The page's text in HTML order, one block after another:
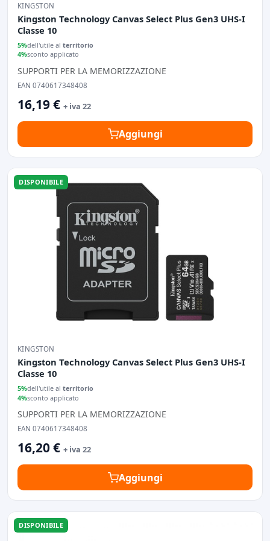
KINGSTON
Kingston Technology Canvas Select Plus Gen3 UHS-I
Classe 10
5%dell'utile al territorio
4%sconto applicato
SUPPORTI PER LA MEMORIZZAZIONE
EAN 0740617348408
16,19 € + iva 22
Aggiungi
DISPONIBILE
KINGSTON
Kingston Technology Canvas Select Plus Gen3 UHS-I
Classe 10
5%dell'utile al territorio
4%sconto applicato
SUPPORTI PER LA MEMORIZZAZIONE
EAN 0740617348408
16,20 € + iva 22
Aggiungi
DISPONIBILE